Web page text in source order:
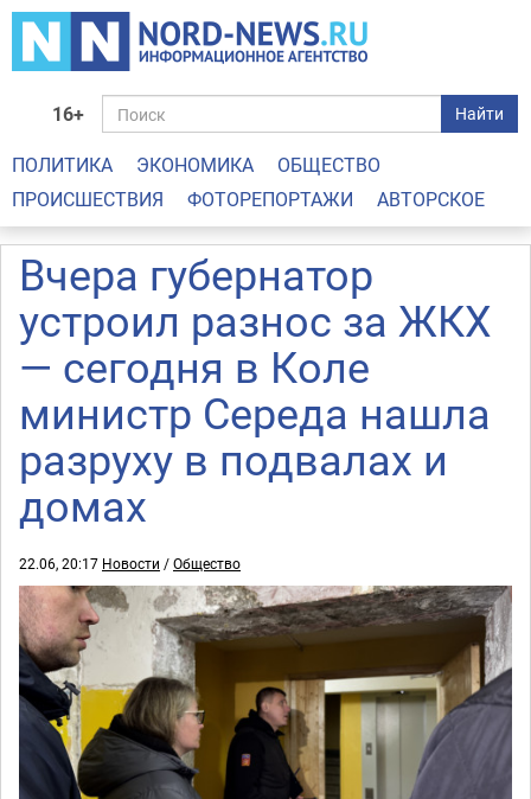
16+ Найти
ПОЛИТИКА ЭКОНОМИКА
ОБЩЕСТВО
ПРОИСШЕСТВИЯ
ФОТОРЕПОРТАЖИ АВТОРСКОЕ
Вчера губернатор
устроил разнос за ЖКХ
— сегодня в Коле
министр Середа нашла
разруху в подвалах и
домах
22.06, 20:17 Новости /Общество